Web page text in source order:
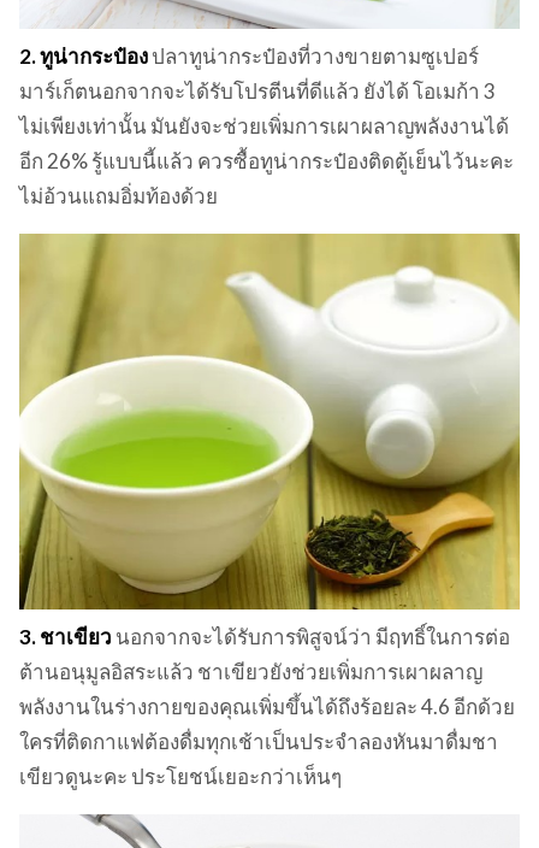
2. ทูน่ากระป๋องปลาทูน่ากระป๋องที่วางขายตามซูเปอร์
มาร์เก็ตนอกจากจะได้รับโปรตีนที่ดีแล้ว ยังได้ โอเมก้า 3
ไม่เพียงเท่านั้น มันยังจะช่วยเพิ่มการเผาผลาญพลังงานได้
อีก 26% รู้แบบนี้แล้ว ควรซื้อทูน่ากระป๋องติดตู้เย็นไว้นะคะ
ไม่อ้วนแถมอิ่มท้องด้วย
3. ชาเขียว นอกจากจะได้รับการพิสูจน์ว่า มีฤทธิ์ในการต่อ
ต้านอนุมูลอิสระแล้ว ชาเขียวยังช่วยเพิ่มการเผาผลาญ
พลังงานในร่างกายของคุณเพิ่มขึ้นได้ถึงร้อยละ 4.6 อีกด้วย
ใครที่ติดกาแฟต้องดื่มทุกเช้าเป็นประจำลองหันมาดื่มชา
เขียวดูนะคะ ประโยชน์เยอะกว่าเห็นๆ